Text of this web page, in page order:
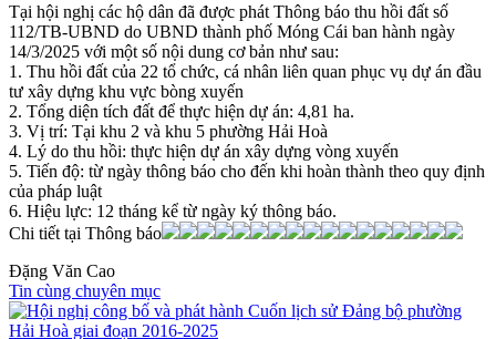
Tại hội nghị các hộ dân đã được phát Thông báo thu hồi đất số
112/TB-UBND do UBND thành phố Móng Cái ban hành ngày
14/3/2025 với một số nội dung cơ bản như sau:
1. Thu hồi đất của 22 tổ chức, cá nhân liên quan phục vụ dự án đầu
tư xây dựng khu vực bòng xuyến
2. Tổng diện tích đất để thực hiện dự án: 4,81 ha.
3. Vị trí: Tại khu 2 và khu 5 phường Hải Hoà
4. Lý do thu hồi: thực hiện dự án xây dựng vòng xuyến
5. Tiến độ: từ ngày thông báo cho đến khi hoàn thành theo quy định
của pháp luật
6. Hiệu lực: 12 tháng kể từ ngày ký thông báo.
Chi tiết tại Thông báo
Đặng Văn Cao
Tin cùng chuyên mục